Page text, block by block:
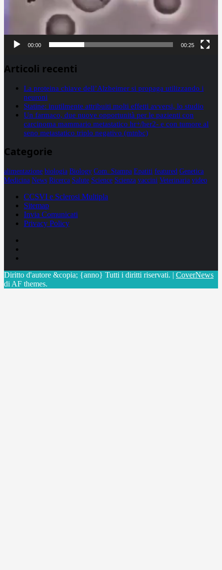
00:00 00:25
Articoli recenti
La proteina chiave dell’Alzheimer si propaga utilizzando i
neuroni
Statine: inutilmente attribuiti molti effetti avversi, lo studio
Un farmaco, due nuove opportunità per le pazienti con
carcinoma mammario metastatico hr+/her2- e con tumore al
seno metastatico triplo negativo (mtnbc)
Categorie
alimentazione biologia Biology Com. Stampa Epatiti featured Genetica
Medicina News Ricerca Salute Science Scienza vaccini Veterinaria video
CCSVI e Sclerosi Multipla
Sitemap
Invia Comunicati
Privacy Policy
Diritto d'autore &copia; {anno} Tutti i diritti riservati. | CoverNews
di AF themes.